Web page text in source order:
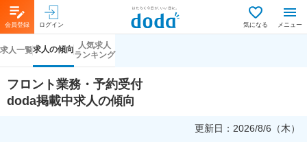
会員登録 ログイン 気になる メニュー
求人一覧求人の傾向 人気求人
ランキング
フロント業務・予約受付
doda掲載中求人の傾向
更新日： 2026/8/6（木）